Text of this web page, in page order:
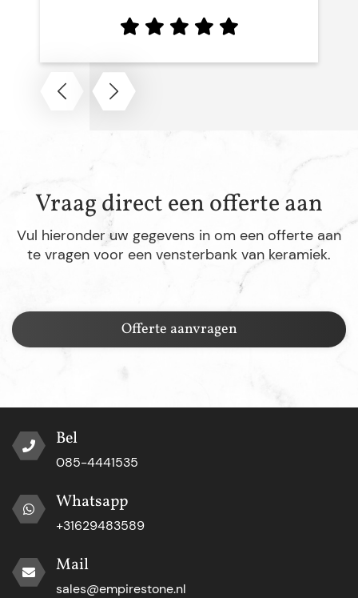
Vraag direct een offerte aan
Vul hieronder uw gegevens in om een offerte aan
te vragen voor een vensterbank van keramiek.
Offerte aanvragen
Bel
085-4441535
Whatsapp
+31629483589
Mail
sales@empirestone.nl